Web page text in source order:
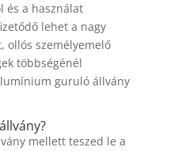
és a használat
lehet a nagy
ollós személyemelő
többségénél
guruló állvány
mellett teszed le a